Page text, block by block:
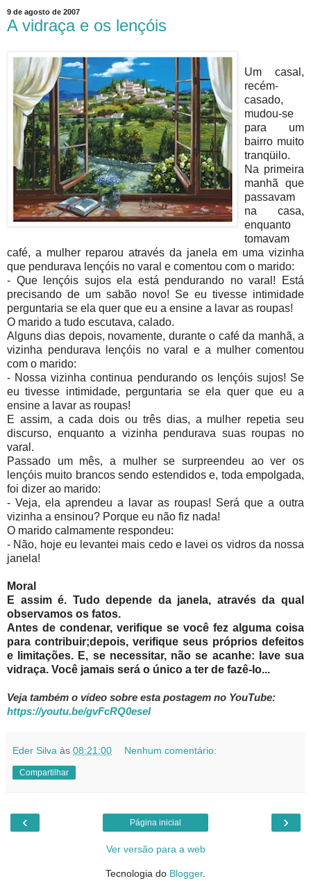
9 de agosto de 2007
A vidraça e os lençóis
Um casal,
recém-
casado,
mudou-se
para um
bairro muito
tranqüilo.
Na primeira
manhã que
passavam
na casa,
enquanto
tomavam
café, a mulher reparou através da janela em uma vizinha
que pendurava lençóis no varal e comentou com o marido:
- Que lençóis sujos ela está pendurando no varal! Está
precisando de um sabão novo! Se eu tivesse intimidade
perguntaria se ela quer que eu a ensine a lavar as roupas!
O marido a tudo escutava, calado.
Alguns dias depois, novamente, durante o café da manhã, a
vizinha pendurava lençóis no varal e a mulher comentou
com o marido:
- Nossa vizinha continua pendurando os lençóis sujos! Se
eu tivesse intimidade, perguntaria se ela quer que eu a
ensine a lavar as roupas!
E assim, a cada dois ou três dias, a mulher repetia seu
discurso, enquanto a vizinha pendurava suas roupas no
varal.
Passado um mês, a mulher se surpreendeu ao ver os
lençóis muito brancos sendo estendidos e, toda empolgada,
foi dizer ao marido:
- Veja, ela aprendeu a lavar as roupas! Será que a outra
vizinha a ensinou? Porque eu não fiz nada!
O marido calmamente respondeu:
- Não, hoje eu levantei mais cedo e lavei os vidros da nossa
janela!
Moral
E assim é. Tudo depende da janela, através da qual
observamos os fatos.
Antes de condenar, verifique se você fez alguma coisa
para contribuir;depois, verifique seus próprios defeitos
e limitações. E, se necessitar, não se acanhe: lave sua
vidraça. Você jamais será o único a ter de fazê-lo...
Veja também o vídeo sobre esta postagem no YouTube:
https://youtu.be/gvFcRQ0eseI
Eder Silva às 08:21:00 Nenhum comentário:
Compartilhar
‹ ›
Página inicial
Ver versão para a web
Tecnologia do Blogger.